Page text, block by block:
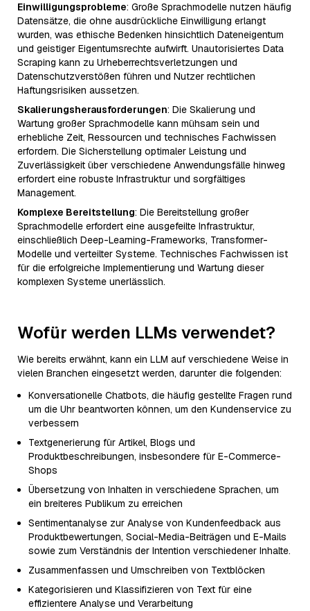
Einwilligungsprobleme: Große Sprachmodelle nutzen häufig
Datensätze, die ohne ausdrückliche Einwilligung erlangt
wurden, was ethische Bedenken hinsichtlich Dateneigentum
und geistiger Eigentumsrechte aufwirft. Unautorisiertes Data
Scraping kann zu Urheberrechtsverletzungen und
Datenschutzverstößen führen und Nutzer rechtlichen
Haftungsrisiken aussetzen.
Skalierungsherausforderungen: Die Skalierung und
Wartung großer Sprachmodelle kann mühsam sein und
erhebliche Zeit, Ressourcen und technisches Fachwissen
erfordern. Die Sicherstellung optimaler Leistung und
Zuverlässigkeit über verschiedene Anwendungsfälle hinweg
erfordert eine robuste Infrastruktur und sorgfältiges
Management.
Komplexe Bereitstellung: Die Bereitstellung großer
Sprachmodelle erfordert eine ausgefeilte Infrastruktur,
einschließlich Deep-Learning-Frameworks, Transformer-
Modelle und verteilter Systeme. Technisches Fachwissen ist
für die erfolgreiche Implementierung und Wartung dieser
komplexen Systeme unerlässlich.
Wofür werden LLMs verwendet?
Wie bereits erwähnt, kann ein LLM auf verschiedene Weise in
vielen Branchen eingesetzt werden, darunter die folgenden:
Konversationelle Chatbots, die häufig gestellte Fragen rund
um die Uhr beantworten können, um den Kundenservice zu
verbessern
Textgenerierung für Artikel, Blogs und
Produktbeschreibungen, insbesondere für E-Commerce-
Shops
Übersetzung von Inhalten in verschiedene Sprachen, um
ein breiteres Publikum zu erreichen
Sentimentanalyse zur Analyse von Kundenfeedback aus
Produktbewertungen, Social-Media-Beiträgen und E-Mails
sowie zum Verständnis der Intention verschiedener Inhalte.
Zusammenfassen und Umschreiben von Textblöcken
Kategorisieren und Klassifizieren von Text für eine
effizientere Analyse und Verarbeitung